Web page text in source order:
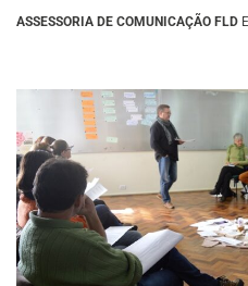
ASSESSORIA DE COMUNICAÇÃO FLD